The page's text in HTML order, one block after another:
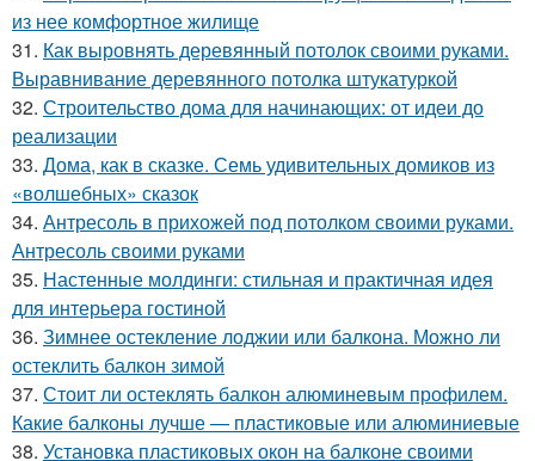
из нее комфортное жилище
31. Как выровнять деревянный потолок своими руками.
Выравнивание деревянного потолка штукатуркой
32. Строительство дома для начинающих: от идеи до
реализации
33. Дома, как в сказке. Семь удивительных домиков из
«волшебных» сказок
34. Антресоль в прихожей под потолком своими руками.
Антресоль своими руками
35. Настенные молдинги: стильная и практичная идея
для интерьера гостиной
36. Зимнее остекление лоджии или балкона. Можно ли
остеклить балкон зимой
37. Стоит ли остеклять балкон алюминевым профилем.
Какие балконы лучше — пластиковые или алюминиевые
38. Установка пластиковых окон на балконе своими